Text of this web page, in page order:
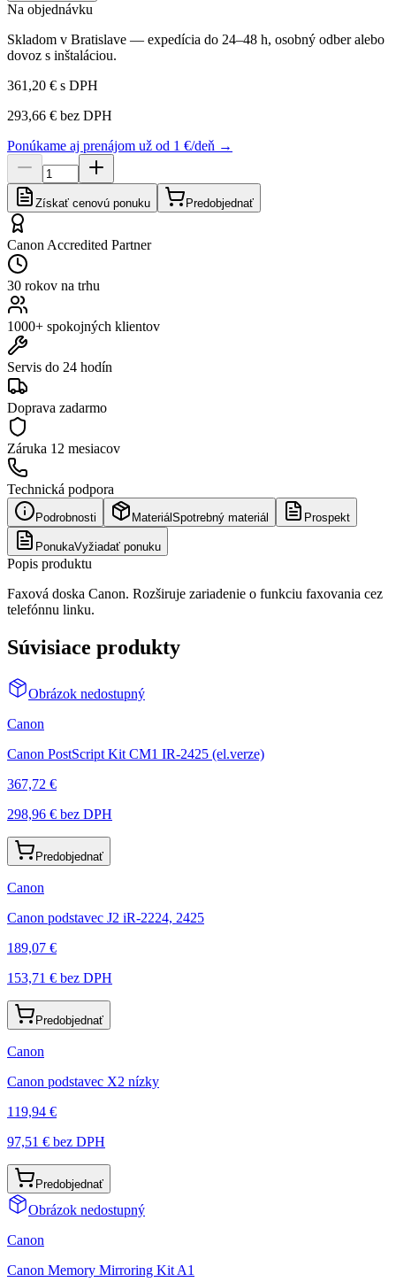
Na objednávku
Skladom v Bratislave — expedícia do 24–48 h, osobný odber alebo
dovoz s inštaláciou.
361,20 € s DPH
293,66 € bez DPH
Ponúkame aj prenájom už od 1 €/deň →
Získať cenovú ponuku Predobjednať
Canon Accredited Partner
30 rokov na trhu
1000+ spokojných klientov
Servis do 24 hodín
Doprava zadarmo
Záruka 12 mesiacov
Technická podpora
Podrobnosti Materiál Spotrebný materiál Prospekt
PonukaVyžiadať ponuku
Popis produktu
Faxová doska Canon. Rozširuje zariadenie o funkciu faxovania cez
telefónnu linku.
Súvisiace produkty
Obrázok nedostupný
Canon
Canon PostScript Kit CM1 IR-2425 (el.verze)
367,72 €
298,96 € bez DPH
Predobjednať
Canon
Canon podstavec J2 iR-2224, 2425
189,07 €
153,71 € bez DPH
Predobjednať
Canon
Canon podstavec X2 nízky
119,94 €
97,51 € bez DPH
Predobjednať
Obrázok nedostupný
Canon
Canon Memory Mirroring Kit A1